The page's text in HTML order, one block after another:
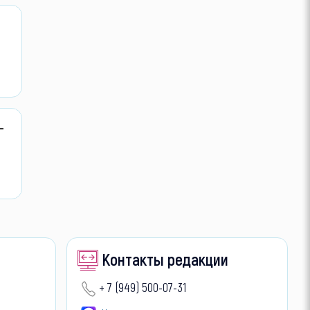
Контакты редакции
+ 7 (949) 500-07-31